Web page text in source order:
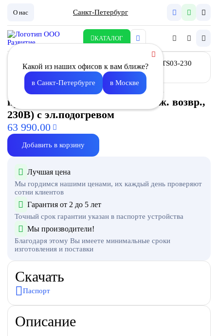
О нас Санкт-Петербург
КАТАЛОГ
Какой из наших офисов к вам ближе?
в Санкт-Петербурге в Москве
Заслонка воздушная ZE-10050 с
приводом TS03-230 (3NM,с пруж. возвр.,
230В) с эл.подогревом
63 990.00
Добавить в корзину
Лучшая цена
Мы гордимся нашими ценами, их каждый день проверяют
сотни клиентов
Гарантия от 2 до 5 лет
Точный срок гарантии указан в паспорте устройства
Мы производители!
Благодаря этому Вы имеете минимальные сроки
изготовления и поставки
Скачать
Паспорт
Описание